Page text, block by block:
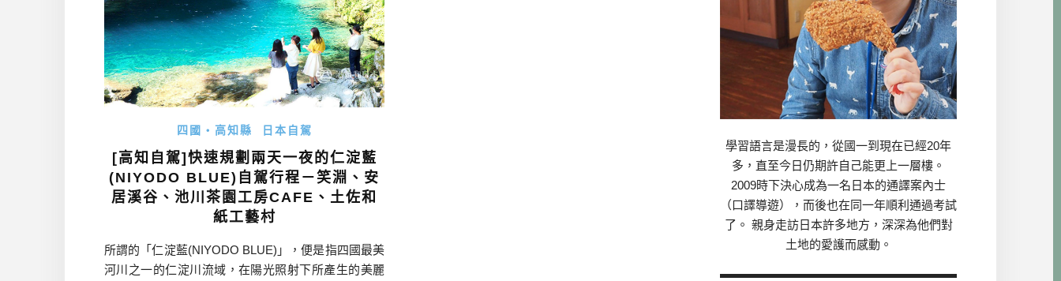
四國・高知縣 日本自駕
[高知自駕]快速規劃兩天一夜的仁淀藍
(NIYODO BLUE)自駕行程－笑淵、安
居溪谷、池川茶園工房CAFE、土佐和
紙工藝村
所謂的「仁淀藍(NIYODO BLUE)」，便是指四國最美
河川之一的仁淀川流域，在陽光照射下所產生的美麗
學習語言是漫長的，從國一到現在已經20年
多，直至今日仍期許自己能更上一層樓。
2009時下決心成為一名日本的通譯案內士
（口譯導遊），而後也在同一年順利通過考試
了。 親身走訪日本許多地方，深深為他們對
土地的愛護而感動。